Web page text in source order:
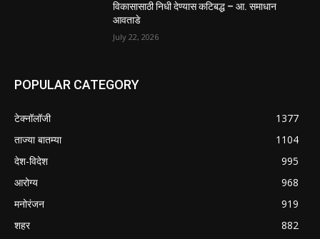
विकासासाठी निधी देण्यास कटिबद्ध – आ. समाधान
आवताडे
July 22, 2026
POPULAR CATEGORY
टेक्नॉलॉजी
1377
ताज्या बातम्या
1104
देश-विदेश
995
आरोग्य
968
मनोरंजन
919
शहर
882